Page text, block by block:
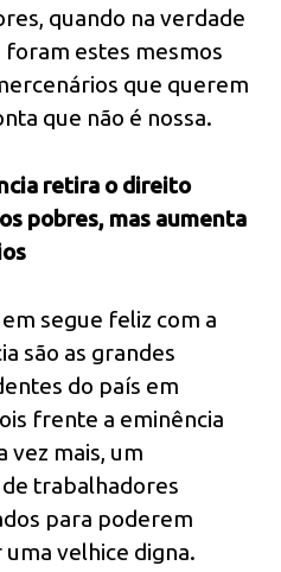
quando na verdade
estes mesmos
que querem
que não é nossa.
retira o direito
pobres, mas aumenta
segue feliz com a
são as grandes
do país em
frente a eminência
vez mais, um
trabalhadores
para poderem
velhice digna.